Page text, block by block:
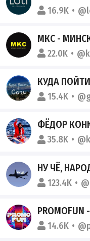
16.9K
МКС -
22.0K
КУДА
15.4K
ФЁДОР
35.8K
НУ ЧЁ,
123.4K
14.6K